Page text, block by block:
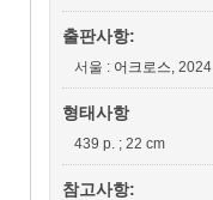
출판사항:
서울 : 어크로스, 2024
형태사항
439 p. ; 22 cm
참고사항: